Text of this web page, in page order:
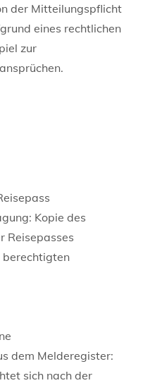
der Mitteilungspflicht
eines rechtlichen
zur
Kopie des
Reisepasses
berechtigten
dem Melderegister:
sich nach der